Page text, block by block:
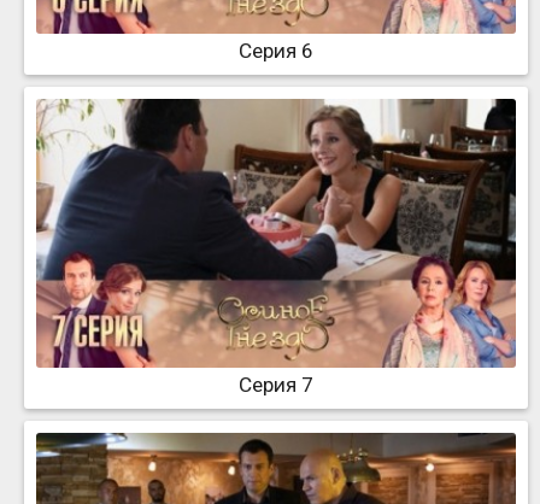
Серия 6
Серия 7